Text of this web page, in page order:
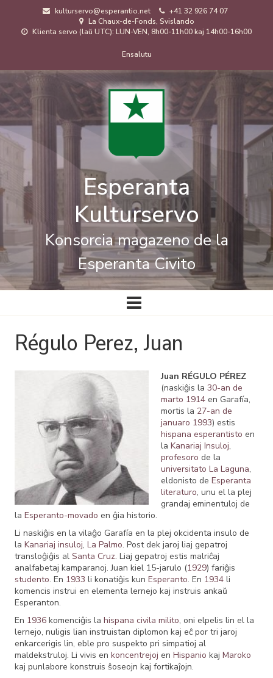
kulturservo@esperantio.net
+41 32 926 74 07
La Chaux-de-Fonds, Svislando
Klienta servo (laŭ UTC): LUN-VEN, 8h00-11h00 kaj 14h00-16h00
de
uzanto
Ensalutu
Esperanta
Kulturservo
Konsorcia magazeno de la
Esperanta Civito
Ĉefa
navigado
Régulo Perez, Juan
Juan RÉGULO PÉREZ
(naskiĝis la 30-an de
marto 1914en Garafía,
mortis la 27-an de
januaro 1993) estis
hispana esperantisto en
la Kanariaj Insuloj,
profesoro de la
universitato La Laguna,
eldonisto de Esperanta
literaturo, unu el la plej
grandaj eminentuloj de
la Esperanto-movado en ĝia historio.
Li naskiĝis en la vilaĝo Garafía en la plej okcidenta insulo de
la Kanariaj insuloj, La Palmo. Post dek jaroj liaj gepatroj
transloĝiĝis al Santa Cruz. Liaj gepatroj estis malriĉaj
analfabetaj kamparanoj. Juan kiel 15-jarulo (1929) fariĝis
studento. En 1933 li konatiĝis kun Esperanto. En 1934li
komencis instrui en elementa lernejo kaj instruis ankaŭ
Esperanton.
En 1936komenciĝis la hispana civila milito, oni elpelis lin el la
lernejo, nuligis lian instruistan diplomon kaj eĉ por tri jaroj
enkarcerigis lin, eble pro suspekto pri simpatioj al
maldekstruloj. Li vivis en koncentrejoj en Hispanio kaj Maroko
kaj punlabore konstruis ŝoseojn kaj fortikaĵojn.